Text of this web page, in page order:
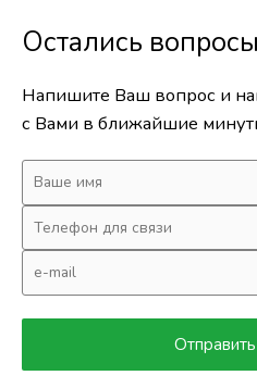
Остались
Напишите Ваш вопрос и
с Вами в ближайшие